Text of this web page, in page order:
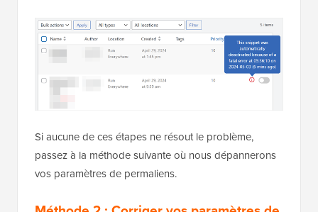
Si aucune de ces étapes ne résout le problème,
passez à la méthode suivante où nous dépannerons
vos paramètres de permaliens.